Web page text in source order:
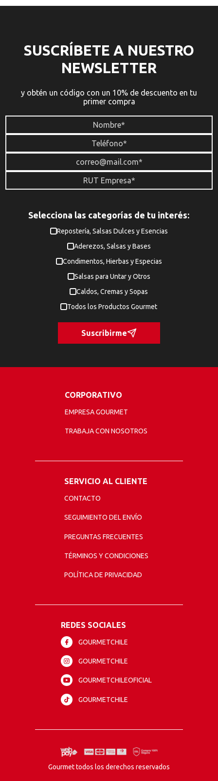
SUSCRÍBETE A NUESTRO
NEWSLETTER
y obtén un código con un 10% de descuento en tu
primer compra
Selecciona las categorías de tu interés:
Repostería, Salsas Dulces y Esencias
Aderezos, Salsas y Bases
Condimentos, Hierbas y Especias
Salsas para Untar y Otros
Caldos, Cremas y Sopas
Todos los Productos Gourmet
Suscribirme
CORPORATIVO
EMPRESA GOURMET
TRABAJA CON NOSOTROS
SERVICIO AL CLIENTE
CONTACTO
SEGUIMIENTO DEL ENVÍO
PREGUNTAS FRECUENTES
TÉRMINOS Y CONDICIONES
POLÍTICA DE PRIVACIDAD
REDES SOCIALES
GOURMETCHILE
GOURMETCHILE
GOURMETCHILEOFICIAL
GOURMETCHILE
Gourmet todos los derechos reservados